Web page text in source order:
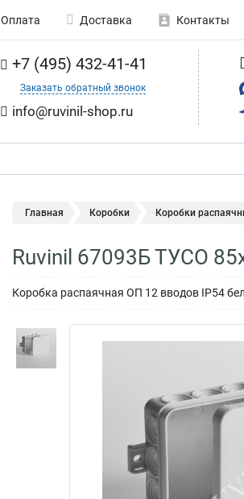
Оплата Доставка Контакты
+7 (495) 432-41-41
Заказать обратный звонок
info@ruvinil-shop.ru
Главная Коробки Коробки
Ruvinil 67093Б ТУСО
Коробка распаячная ОП 12 вводов IP54